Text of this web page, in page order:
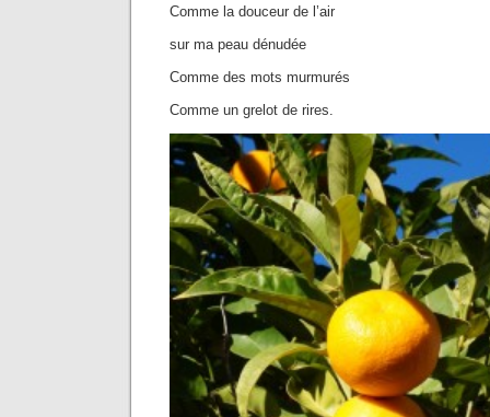
Comme la douceur de l’air
sur ma peau dénudée
Comme des mots murmurés
Comme un grelot de rires.